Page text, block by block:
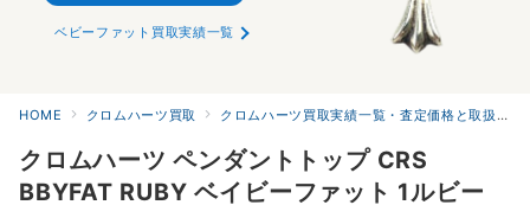
ベビーファット買取実績一覧
HOME クロムハーツ買取 クロムハーツ買取実績一覧・査定価格と取扱アイテムを公開｜ブランド買取専門店LIFE
クロムハーツ ペンダントトップ CRS
BBYFAT RUBY ベイビーファット 1ルビー